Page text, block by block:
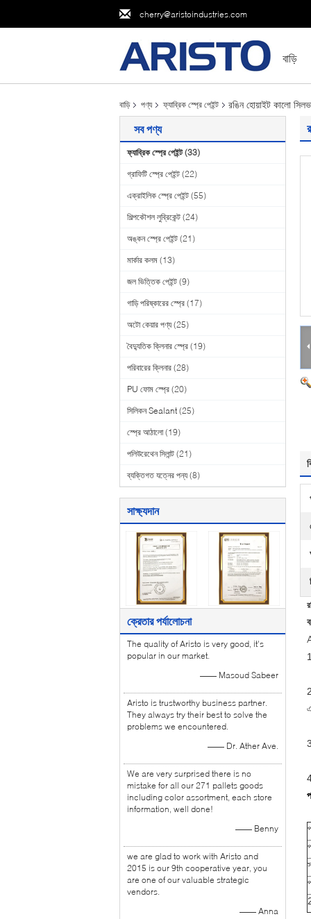
cherry@aristoindustries.com
বাড়ি
বাড়ি পণ্য ফ্যাব্রিক স্প্রে পেইন্ট রঙিন হোয়াইট কালো
সব পণ্য
ফ্যাব্রিক স্প্রে পেইন্ট (33)
গ্রাফিটি স্প্রে পেইন্ট (22)
এক্রাইলিক স্প্রে পেইন্ট (55)
শিল্পকৌশল লুব্রিকেন্ট (24)
অঙ্কন স্প্রে পেইন্ট (21)
মার্কার কলম (13)
জল ভিত্তিক পেইন্ট (9)
গাড়ি পরিষ্কারের স্প্রে (17)
অটো কেয়ার পণ্য (25)
বৈদ্যুতিক ক্লিনার স্প্রে (19)
পরিবারের ক্লিনার (28)
PU ফোম স্প্রে (20)
সিলিকন Sealant (25)
স্প্রে আঠালো (19)
পলিউরেথেন সিলান্ট (21)
ব্যক্তিগত যত্নের পন্য (8)
সাক্ষ্যদান
ক্রেতার পর্যালোচনা
The quality of Aristo is very good, it's
popular in our market.
—— Masoud Sabeer
Aristo is trustworthy business partner.
They always try their best to solve the
problems we encountered.
—— Dr. Ather Ave.
We are very surprised there is no
mistake for all our 271 pallets goods
including color assortment, each store
information, well done!
—— Benny
we are glad to work with Aristo and
2015 is our 9th cooperative year, you
are one of our valuable strategic
vendors.
—— Anna